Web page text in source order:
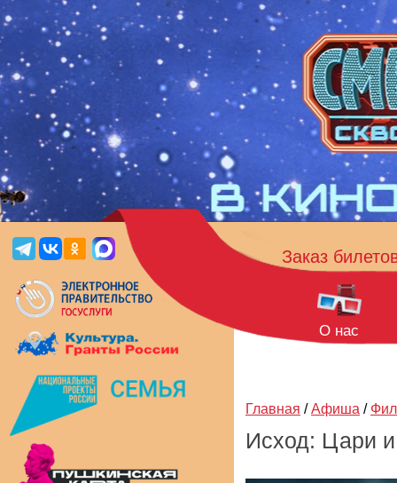
Заказ
О нас
Главная / Афиша /
Исход: Цари и